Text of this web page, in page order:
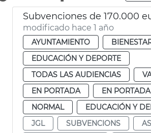
modificado hace 1 año
AYUNTAMIENTO
EDUCACIÓN Y DEPORTE
TODAS LAS AUDIENCIAS
EN PORTADA
EN
NORMAL
EDUCACIÓN Y
JGL
SUBVENCIONS